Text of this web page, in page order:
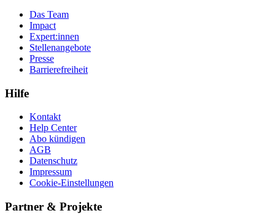
Das Team
Impact
Expert:innen
Stellenangebote
Presse
Barrierefreiheit
Hilfe
Kontakt
Help Center
Abo kündigen
AGB
Datenschutz
Impressum
Cookie-Einstellungen
Partner & Projekte